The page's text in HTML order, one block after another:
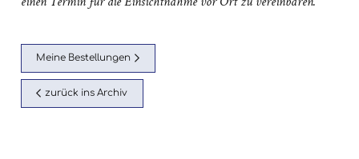
Meine Bestellungen
zurück ins Archiv